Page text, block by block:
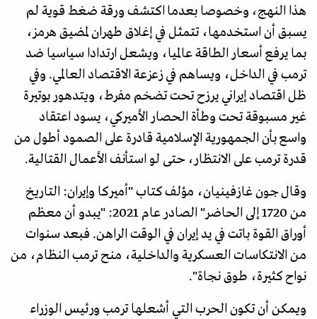
هذا النهج، وخصوصا بعدما اكتشف ورقة ضغط قوية لم
يسبق أن استخدمها، تتمثل في إغلاق طهران لمضيق هرمز،
بما يرفع أسعار الطاقة عالميا، ويشعل ارتدادا سياسيا ضد
ترمب في الداخل، ويساهم في زعزعة الاقتصاد العالمي. وفي
ظل اقتصاد إيراني يرزح تحت تضخم مفرط، ويتدهور بوتيرة
غير مسبوقة تحت وطأة الحصار الأميركي، يسود اعتقاد
واسع بأن الجمهورية الإسلامية قادرة على الصمود أطول من
قدرة ترمب على الانتظار، حتى لو استأنف الأعمال القتالية.
وقال جون غازفينيان، مؤلف كتاب "أميركا وإيران: التاريخ
من 1720 إلى الحاضر" الصادر عام 2021: "يبدو أن معظم
أوراق القوة باتت في يد إيران في الوقت الراهن. فبعد سنوات
من الانتكاسات العسكرية والداخلية، منح ترمب النظام، من
نواح كثيرة، طوق نجاة".
ويمكن أن تكون الحرب التي أشعلها ترمب ورئيس الوزراء